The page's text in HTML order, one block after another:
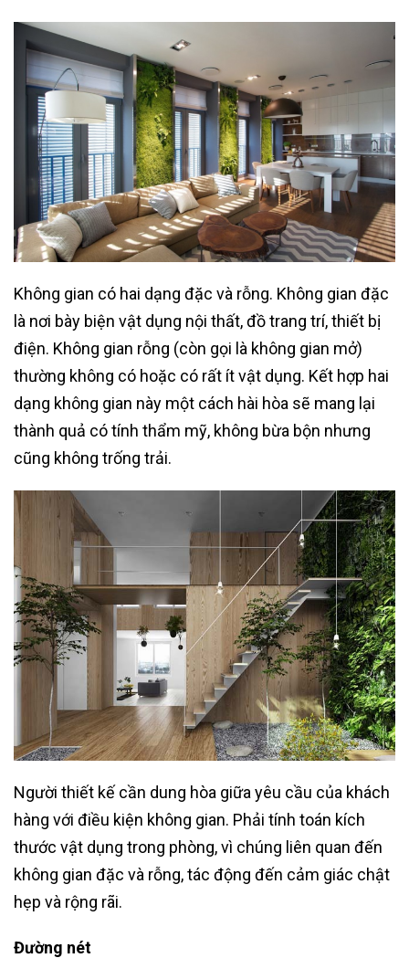
Không gian có hai dạng đặc và rỗng. Không gian đặc
là nơi bày biện vật dụng nội thất, đồ trang trí, thiết bị
điện. Không gian rỗng (còn gọi là không gian mở)
thường không có hoặc có rất ít vật dụng. Kết hợp hai
dạng không gian này một cách hài hòa sẽ mang lại
thành quả có tính thẩm mỹ, không bừa bộn nhưng
cũng không trống trải.
Người thiết kế cần dung hòa giữa yêu cầu của khách
hàng với điều kiện không gian. Phải tính toán kích
thước vật dụng trong phòng, vì chúng liên quan đến
không gian đặc và rỗng, tác động đến cảm giác chật
hẹp và rộng rãi.
Đường nét